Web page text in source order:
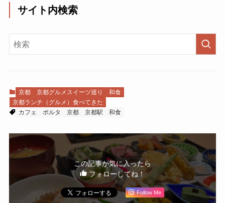
サイト内検索
京都 京都グルメスイーツ巡り
和食
京都ランチ（グルメ）食べてきた
カフェ
ポルタ 京都 京都駅 和食
この記事が気に入ったら
フォローしてね！
Follow Me